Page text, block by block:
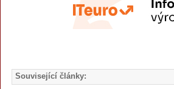
Související články: